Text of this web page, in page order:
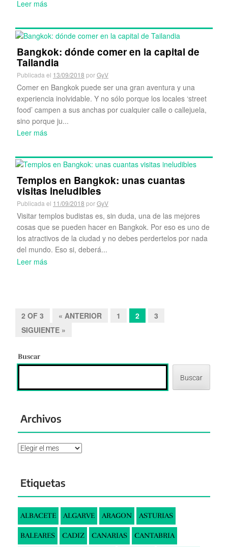
Leer más
Bangkok: dónde comer en la capital de
Tailandia
Publicada el 13/09/2018 porGyV
Comer en Bangkok puede ser una gran aventura y una
experiencia inolvidable. Y no sólo porque los locales ‘street
food’ campen a sus anchas por cualquier calle o callejuela,
sino porque ju...
Leer más
Templos en Bangkok: unas cuantas
visitas ineludibles
Publicada el 11/09/2018 porGyV
Visitar templos budistas es, sin duda, una de las mejores
cosas que se pueden hacer en Bangkok. Por eso es uno de
los atractivos de la ciudad y no debes perdertelos por nada
del mundo. Eso si, deberá...
Leer más
2 OF 3 « ANTERIOR 1 2
3
SIGUIENTE »
Buscar
Buscar
Archivos
Archivos
Etiquetas
ALBACETE ALGARVE ARAGON ASTURIAS
BALEARES CADIZ CANARIAS CANTABRIA